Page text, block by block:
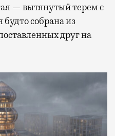
— вытянутый терем с
собрана из
друг на